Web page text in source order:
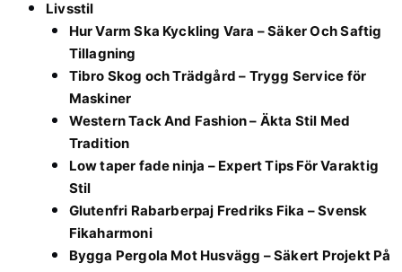
Livsstil
Hur Varm Ska Kyckling Vara – Säker Och Saftig
Tillagning
Tibro Skog och Trädgård – Trygg Service för
Maskiner
Western Tack And Fashion – Äkta Stil Med
Tradition
Low taper fade ninja – Expert Tips För Varaktig
Stil
Glutenfri Rabarberpaj Fredriks Fika – Svensk
Fikaharmoni
Bygga Pergola Mot Husvägg – Säkert Projekt På